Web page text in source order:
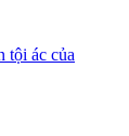
tội ác của